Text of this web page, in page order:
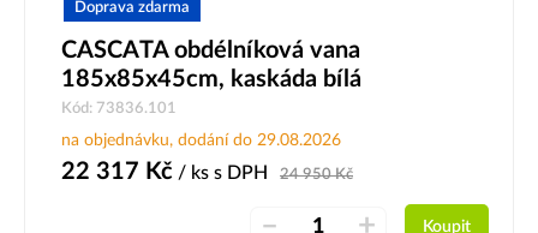
Doprava zdarma
CASCATA obdélníková vana
185x85x45cm, kaskáda bílá
Kód: 73836.101
na objednávku, dodání do 29.08.2026
22 317 Kč / ks s DPH 24 950Kč
– + Koupit